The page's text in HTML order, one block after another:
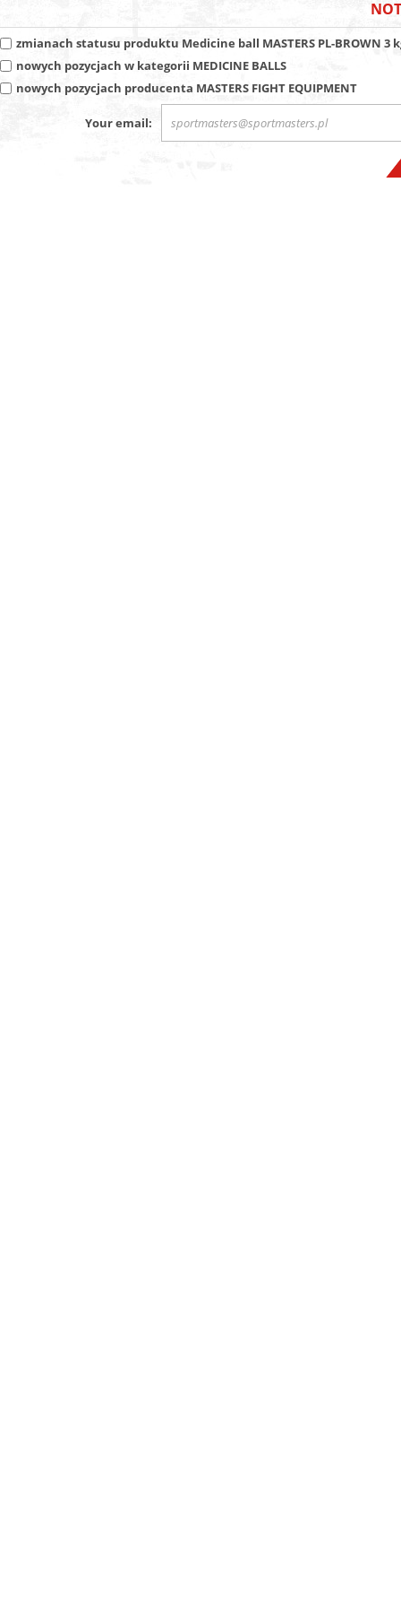
zmianach statusu produktu Medicine ball MASTERS PL-BROWN 3
nowych pozycjach w kategorii MEDICINE BALLS
nowych pozycjach producenta MASTERS FIGHT EQUIPMENT
Your email: